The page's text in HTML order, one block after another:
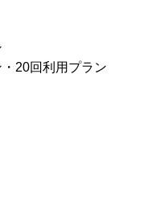
20回利用プラン